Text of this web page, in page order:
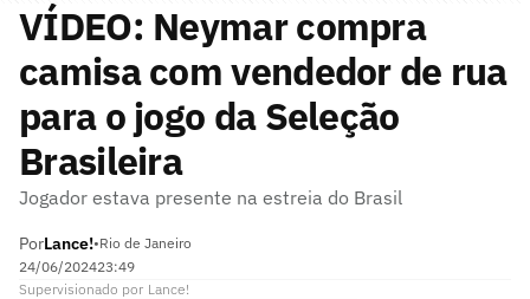
VÍDEO: Neymar compra
camisa com vendedor de rua
para o jogo da Seleção
Brasileira
Jogador estava presente na estreia do Brasil
PorLance!•Rio de Janeiro
24/06/202423:49
Supervisionado por Lance!